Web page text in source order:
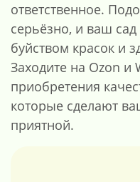
ответственное.
серьёзно, и ваш сад
буйством красок и
Заходите на Ozon и
приобретения
которые сделают
приятной.